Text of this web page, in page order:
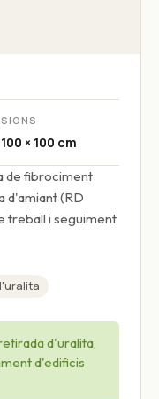
× 100 cm
de fibrociment
d'amiant (RD
treball i seguiment
d'uralita,
d'edificis